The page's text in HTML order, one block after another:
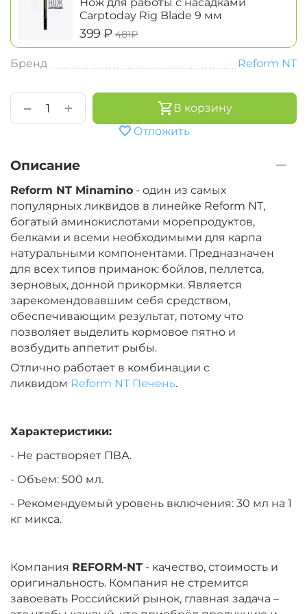
Нож для работы с насадками
Carptoday Rig Blade 9 мм
‍399‍ ₽ ‍481‍₽
Бренд Reform NT
+
−
В корзину
Отложить
Описание
Reform NT Minamino - один из самых
популярных ликвидов в линейке Reform NT,
богатый аминокислотами морепродуктов,
белками и всеми необходимыми для карпа
натуральными компонентами. Предназначен
для всех типов приманок: бойлов, пеллетса,
зерновых, донной прикормки. Является
зарекомендовавшим себя средством,
обеспечивающим результат, потому что
позволяет выделить кормовое пятно и
возбудить аппетит рыбы.
Отлично работает в комбинации с
ликвидом Reform NT Печень.
Характеристики:
- Не растворяет ПВА.
- Объем: 500 мл.
- Рекомендуемый уровень включения: 30 мл на 1
кг микса.
Компания REFORM-NT - качество, стоимость и
оригинальность. Компания не стремится
завоевать Российский рынок, главная задача –